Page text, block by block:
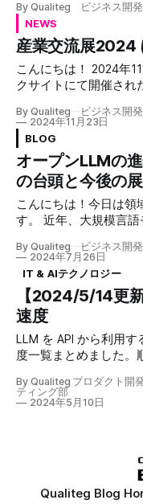
の3ステップで完了。
ップシンクを実現。 社内研修やYouTube配信、ドキュメンタ
リー制作など、幅広い用途で
様子 「MotionVox™
AI「MotionVox」を出展しています
先端テクノロジーが
AI動画生成ツールとし
ます。 MotionVox™とは MotionVox™は、あなたの表情や発話
を魅力的なアバターが
本物の人間がそこにい
在感で、新しい表現の可能
フォトリアリスティックな高品
同期 * プロフェッショナルなリップシンク * カスタマイズ可
能なボイスチェンジ機能 * 簡単な操作性 * プライバシ
全保護 多様な用途に対応 MotionVoxは、以下のようなさま
ざまなビジネスシーンで活用
VTuber活動 * S
By Qualiteg ビジネス開
NEWS
産業交流展2024
こんにちは！ 2024年11月21日～11月23日の3日間 東京ビッ
クサイトにて開催され
多くの方々に当社ブー
とうございました！ (産業交流展2024のオンライン展示会は
2024年11月29日まで開催中です！) 本
日の様子を簡単にレポー
様子 当社ブースは「東京ビジネスフロンティア」パビリオ
ン内に設けていただきました。 当社から
ンタープライズLLMソ
ュリティソリューショ
「AI・DX研修」につい
明・ご案内をさせていただきました
ク社さまのご厚意に
「AdRobot」に、当
特典カード さて、ブースにお立ち寄りの際にお渡しした、
Bestllam特典カードの
By Qualiteg ビジネス開
2024年11月23日
BLOG
オープンLLMの
の台頭と今後の
こんにちは！今日は領
す。 近年、大規模言語モデル（LLM）の発展は目覚ましいも
集める一方で、特定の
速に高まっています
も波及し始めており
す。 領域特化型LLMの利点 特定の分野に特化したLLMは、
その分野特有の専門知
切な応答を生成できる可能性が
法律、金融、工学、プ
では、一般的なLLMよ
能性があります。 ファインチューニングと継続事前学習 オ
ープンLLMを特定のド
す。比較的少量のデ
By Qualiteg ビジネス開
2024年7月26日
IT & AIテクノロジー
【2024/5/14更
速度
LLM を API から利用
度一覧まとめました。順次更新
ます。 【生成速度】 は１秒間に何トークン生成できるかを
示す " tokens/s"(
あたり $15.00 (約2250円)、
2024-04-09: 100万ト
tokens/s * gpt-
By Qualiteg プロダクト開
ティング部
2024年5月10日
Qualiteg Blog